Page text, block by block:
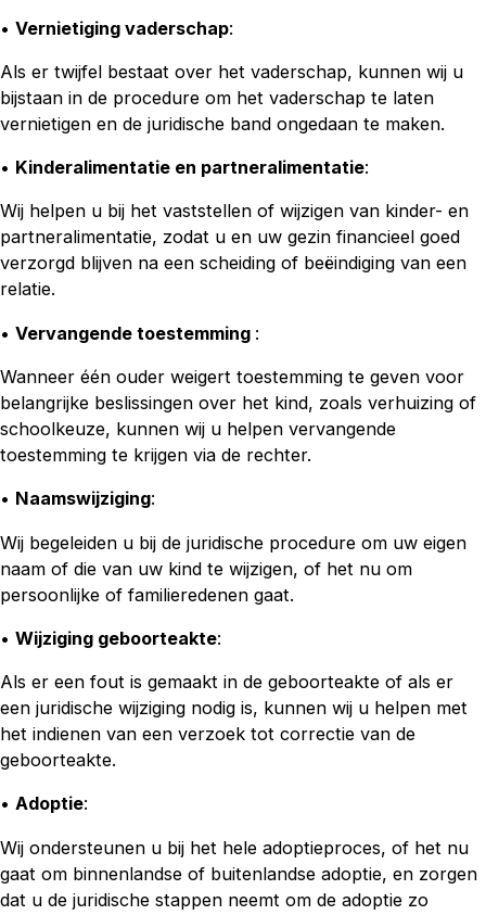
• Vernietiging vaderschap:
Als er twijfel bestaat over het vaderschap, kunnen wij u
bijstaan in de procedure om het vaderschap te laten
vernietigen en de juridische band ongedaan te maken.
• Kinderalimentatie en partneralimentatie:
Wij helpen u bij het vaststellen of wijzigen van kinder- en
partneralimentatie, zodat u en uw gezin financieel goed
verzorgd blijven na een scheiding of beëindiging van een
relatie.
• Vervangende toestemming :
Wanneer één ouder weigert toestemming te geven voor
belangrijke beslissingen over het kind, zoals verhuizing of
schoolkeuze, kunnen wij u helpen vervangende
toestemming te krijgen via de rechter.
• Naamswijziging:
Wij begeleiden u bij de juridische procedure om uw eigen
naam of die van uw kind te wijzigen, of het nu om
persoonlijke of familieredenen gaat.
• Wijziging geboorteakte:
Als er een fout is gemaakt in de geboorteakte of als er
een juridische wijziging nodig is, kunnen wij u helpen met
het indienen van een verzoek tot correctie van de
geboorteakte.
• Adoptie:
Wij ondersteunen u bij het hele adoptieproces, of het nu
gaat om binnenlandse of buitenlandse adoptie, en zorgen
dat u de juridische stappen neemt om de adoptie zo